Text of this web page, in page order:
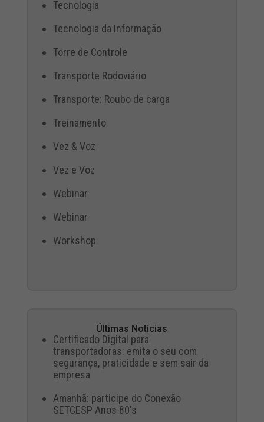
Tecnologia
Tecnologia da Informação
Torre de Controle
Transporte Rodoviário
Transporte: Roubo de carga
Treinamento
Vez & Voz
Vez e Voz
Webinar
Webinar
Workshop
Últimas Notícias
Certificado Digital para
transportadoras: emita o seu com
segurança, praticidade e sem sair da
empresa
Amanhã: participe do Conexão
SETCESP Anos 80's